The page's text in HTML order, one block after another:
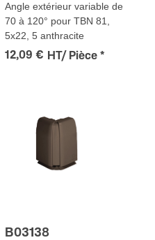
Angle extérieur variable de
70 à 120° pour TBN 81,
5x22, 5 anthracite
12,09 € HT/ Pièce *
B03138